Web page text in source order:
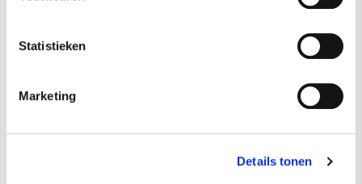
Statistieken
Marketing
Details tonen
MIA® de eerste personaliseerbare modulaire
pelletkachel.